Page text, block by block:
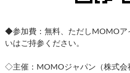
◆参加費：無料、ただしMOMOア
いはご持参ください。
◇主催：MOMOジャパン（株式会